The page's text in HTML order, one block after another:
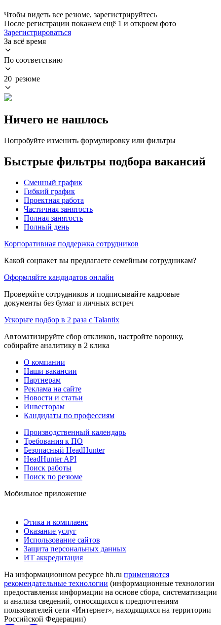
Чтобы видеть все резюме, зарегистрируйтесь
После регистрации покажем ещё 1 и откроем фото
Зарегистрироваться
За всё время
По соответствию
20 резюме
Ничего не нашлось
Попробуйте изменить формулировку или фильтры
Быстрые фильтры подбора вакансий
Сменный график
Гибкий график
Проектная работа
Частичная занятость
Полная занятость
Полный день
Корпоративная поддержка сотрудников
Какой соцпакет вы предлагаете семейным сотрудникам?
Оформляйте кандидатов онлайн
Проверяйте сотрудников и подписывайте кадровые
документы без бумаг и личных встреч
Ускорьте подбор в 2 раза с Talantix
Автоматизируйте сбор откликов, настройте воронку,
собирайте аналитику в 2 клика
О компании
Наши вакансии
Партнерам
Реклама на сайте
Новости и статьи
Инвесторам
Кандидаты по профессиям
Производственный календарь
Требования к ПО
Безопасный HeadHunter
HeadHunter API
Поиск работы
Поиск по резюме
Мобильное приложение
Этика и комплаенс
Оказание услуг
Использование сайтов
Защита персональных данных
ИТ аккредитация
На информационном ресурсе hh.ru применяются
рекомендательные технологии (информационные технологии
предоставления информации на основе сбора, систематизации
и анализа сведений, относящихся к предпочтениям
пользователей сети «Интернет», находящихся на территории
Российской Федерации)